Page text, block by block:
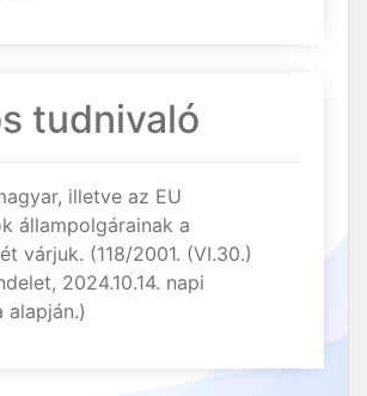
tudnivaló
illetve az EU
állampolgárainak a
várjuk. (118/2001. (VI.30.)
2024.10.14. napi
alapján.)